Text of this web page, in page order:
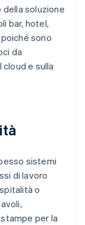
soluzione
bar, hotel,
sono
da
e sulla
sistemi
di lavoro
o
per la